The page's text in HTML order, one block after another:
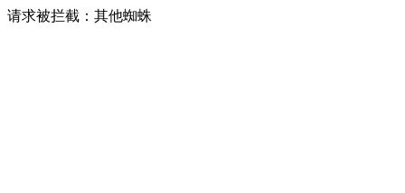
请求被拦截：其他蜘蛛